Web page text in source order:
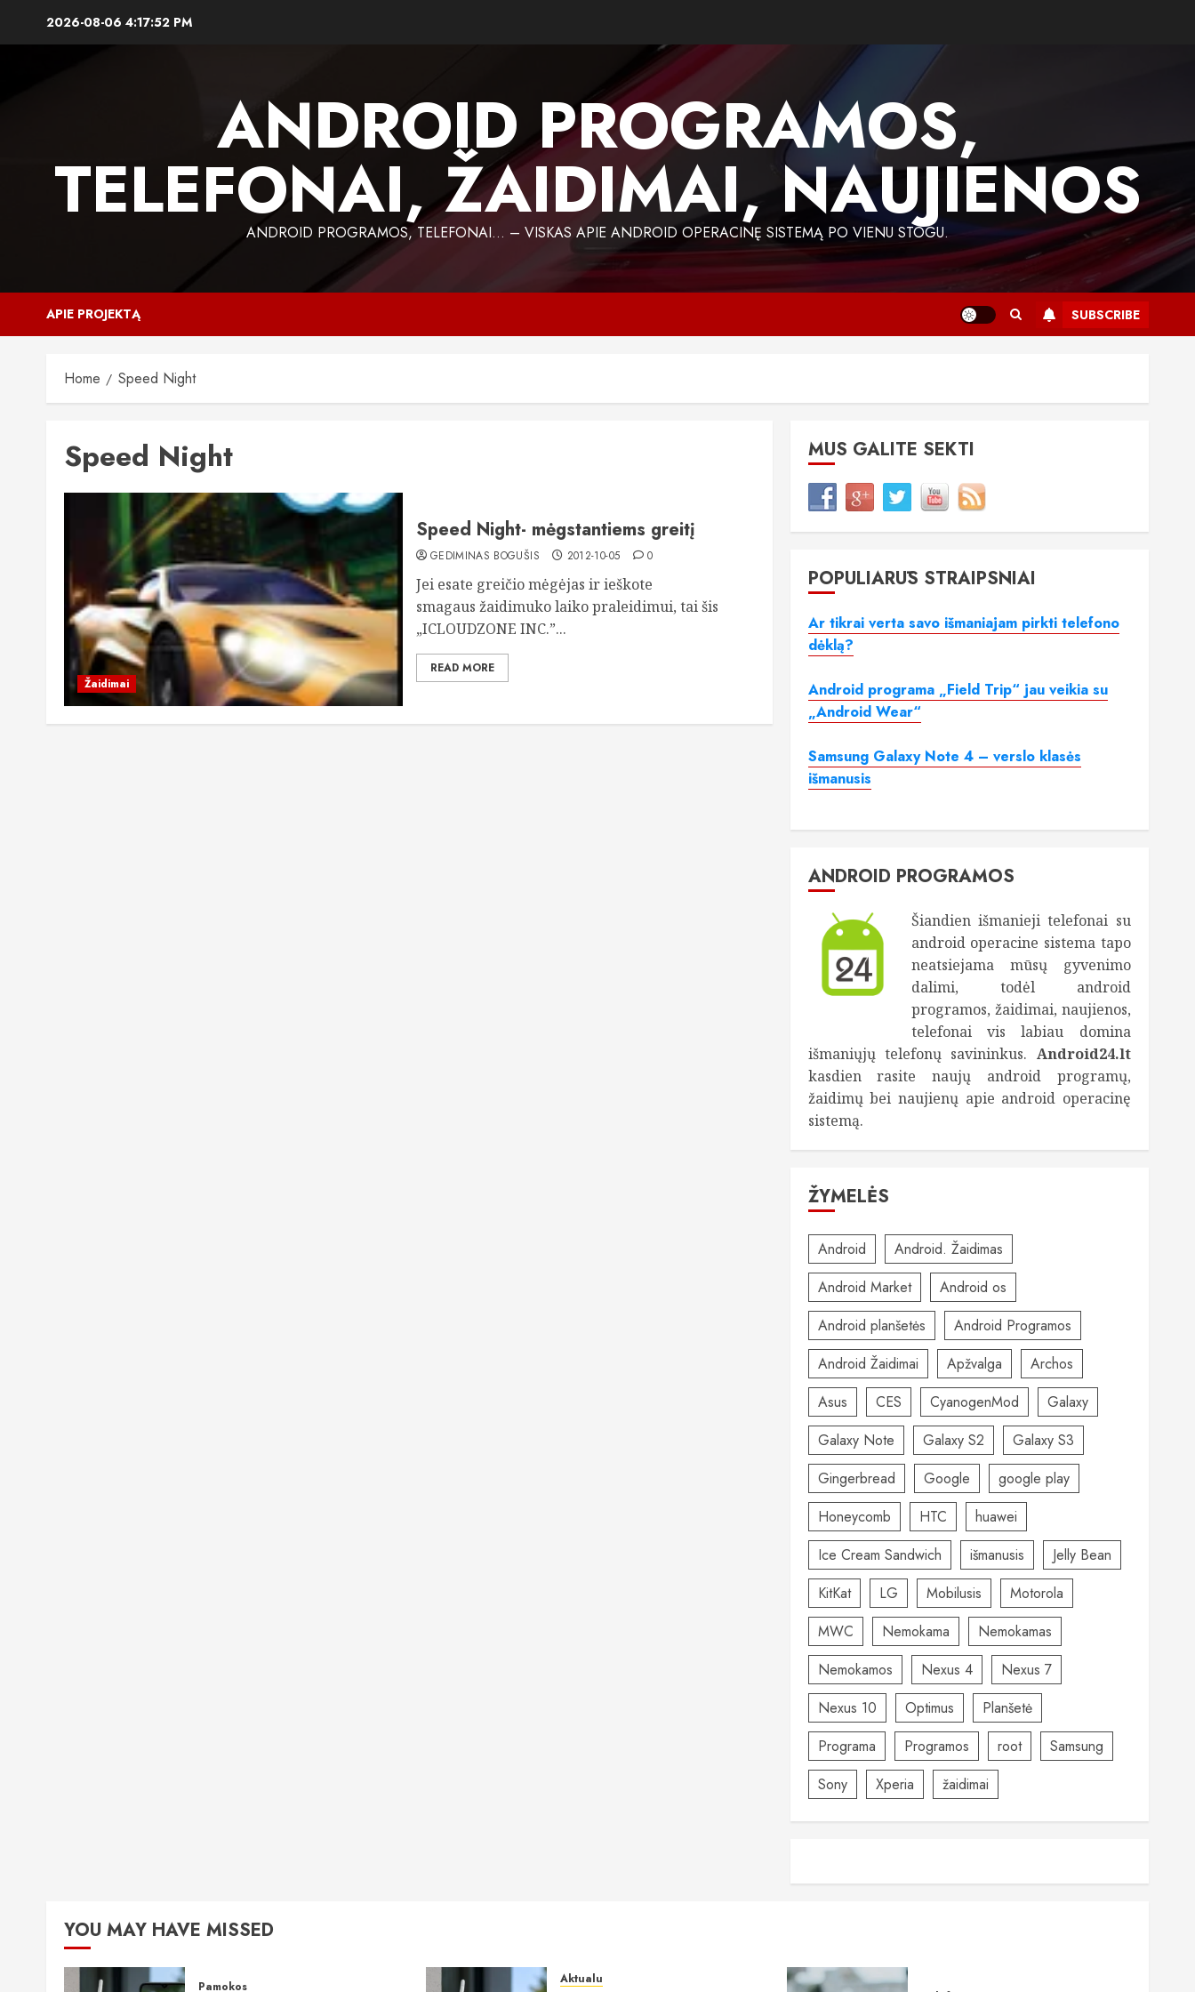
2026-08-06 4:17:52 PM
ANDROID PROGRAMOS,
TELEFONAI, ŽAIDIMAI, NAUJIENOS
ANDROID PROGRAMOS, TELEFONAI… – VISKAS APIE ANDROID OPERACINĘ SISTEMĄ PO VIENU STOGU.
APIE PROJEKTĄ SUBSCRIBE
Home Speed Night
Speed Night
Žaidimai
Speed Night- mėgstantiems greitį
GEDIMINAS BOGUŠIS 2012-10-05 0
Jei esate greičio mėgėjas ir ieškote
smagaus žaidimuko laiko praleidimui, tai šis
„ICLOUDZONE INC.”...
READ MORE
MUS GALITE SEKTI
POPULIARŪS STRAIPSNIAI
Ar tikrai verta savo išmaniajam pirkti telefono
dėklą?
Android programa „Field Trip“ jau veikia su
„Android Wear“
Samsung Galaxy Note 4 – verslo klasės
išmanusis
ANDROID PROGRAMOS
Šiandien išmanieji telefonai su
android operacine sistema tapo
neatsiejama mūsų gyvenimo
dalimi, todėl android
programos, žaidimai, naujienos,
telefonai vis labiau domina
išmaniųjų telefonų savininkus. Android24.lt
kasdien rasite naujų android programų,
žaidimų bei naujienų apie android operacinę
sistemą.
ŽYMELĖS
Android
Android. Žaidimas
Android Market
Android os
Android planšetės
Android Programos
Android Žaidimai
Apžvalga
Archos
Asus
CES CyanogenMod
Galaxy
Galaxy Note
Galaxy S2
Galaxy S3
Gingerbread
Google
google play
Honeycomb
HTC
huawei
Ice Cream Sandwich
išmanusis
Jelly Bean
KitKat
LG Mobilusis
Motorola
MWC
Nemokama
Nemokamas
Nemokamos
Nexus 4
Nexus 7
Nexus 10
Optimus
Planšetė
Programa
Programos root
Samsung
Sony
Xperia žaidimai
YOU MAY HAVE MISSED
Pamokos Aktualu